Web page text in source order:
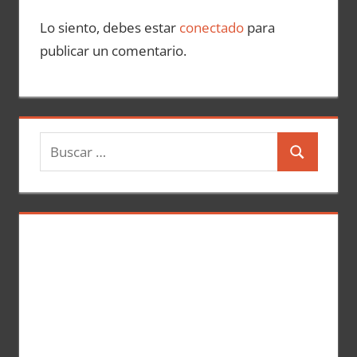
Lo siento, debes estar conectadopara
publicar un comentario.
u
s
c
B
s